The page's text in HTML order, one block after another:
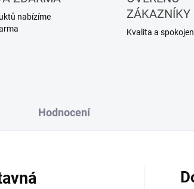
nabízíme
ZÁKAZNÍKY
Kvalita a
Hodnocení